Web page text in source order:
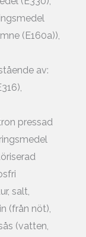
(E160a)),
av:
pressad
salt,
(från nöt),
(vatten,